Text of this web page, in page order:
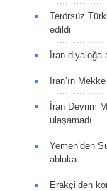
Terörsüz
edildi
İran
İran’ın
İran Devrim
ulaşamadı
Yemen’den
abluka
Erakçi’den